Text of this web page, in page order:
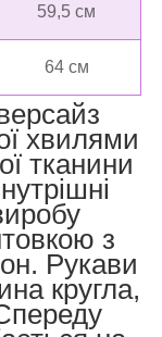
59,5 см
64 см
хвилями
тканини
з
Рукави
кругла,